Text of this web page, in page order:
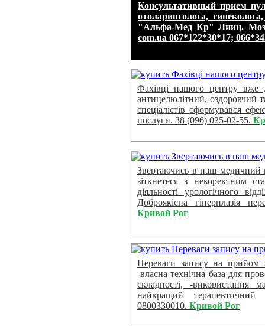
Консультативный прием
отоларинголога,
"Альфа-Мед Кр" Лииц.
com.ua 067*122*30*17;
Фахівці нашого центру вже
антицелюлітний, оздоровчий
спеціалістів сформувався
послуги. 38 (096) 025-02-55.
Звертаючись в наш медичний
зіткнетеся з некоректним
діяльності урологічного
Доброякісна гіперплазія
Кривой Рог
Переваги запису на прийом
-власна технічна база для
складності, -використання
найкращий терапевтичний
0800330010. Кривой Рог